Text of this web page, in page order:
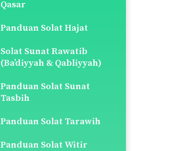
Qasar
Panduan Solat Hajat
Solat Sunat Rawatib
(Ba’diyyah & Qabliyyah)
Panduan Solat Sunat
Tasbih
Panduan Solat Tarawih
Panduan Solat Witir